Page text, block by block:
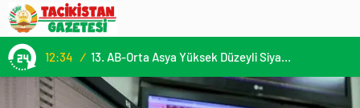
12:34 / 13. AB-Orta Asya Yüksek Düzeyli Siyasi ve Güvenlik Diyaloğuna Katılım